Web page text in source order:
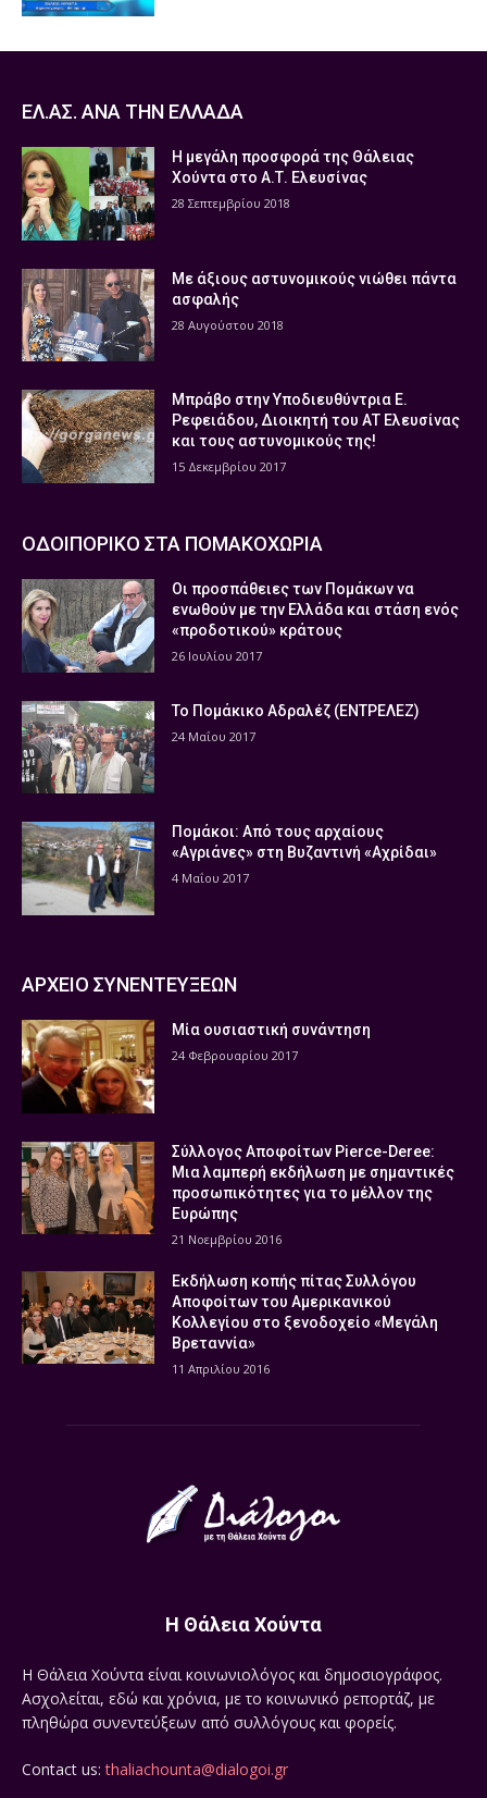
ΕΛ.ΑΣ. ΑΝΑ ΤΗΝ ΕΛΛΑΔΑ
Η μεγάλη προσφορά της Θάλειας
Χούντα στο Α.Τ. Ελευσίνας
28 Σεπτεμβρίου 2018
Με άξιους αστυνομικούς νιώθει πάντα
ασφαλής
28 Αυγούστου 2018
Μπράβο στην Υποδιευθύντρια Ε.
Ρεφειάδου, Διοικητή του ΑΤ Ελευσίνας
και τους αστυνομικούς της!
15 Δεκεμβρίου 2017
ΟΔΟΙΠΟΡΙΚΟ ΣΤΑ ΠΟΜΑΚΟΧΩΡΙΑ
Οι προσπάθειες των Πομάκων να
ενωθούν με την Ελλάδα και στάση ενός
«προδοτικού» κράτους
26 Ιουλίου 2017
Το Πομάκικο Αδραλέζ (ΕΝΤΡΕΛΕΖ)
24 Μαΐου 2017
Πομάκοι: Από τους αρχαίους
«Αγριάνες» στη Βυζαντινή «Αχρίδαι»
4 Μαΐου 2017
ΑΡΧΕΙΟ ΣΥΝΕΝΤΕΥΞΕΩΝ
Μία ουσιαστική συνάντηση
24 Φεβρουαρίου 2017
Σύλλογος Αποφοίτων Pierce-Deree:
Μια λαμπερή εκδήλωση με σημαντικές
προσωπικότητες για το μέλλον της
Ευρώπης
21 Νοεμβρίου 2016
Εκδήλωση κοπής πίτας Συλλόγου
Αποφοίτων του Αμερικανικού
Κολλεγίου στο ξενοδοχείο «Μεγάλη
Βρεταννία»
11 Απριλίου 2016
Η Θάλεια Χούντα
Η Θάλεια Χούντα είναι κοινωνιολόγος και δημοσιογράφος.
Ασχολείται, εδώ και χρόνια, με το κοινωνικό ρεπορτάζ, με
πληθώρα συνεντεύξεων από συλλόγους και φορείς.
Contact us:thaliachounta@dialogoi.gr